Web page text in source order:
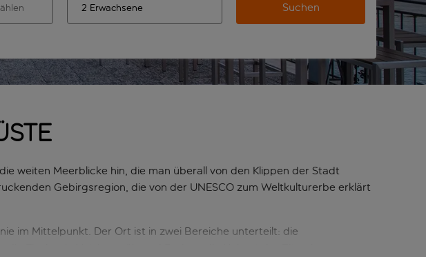
automatisch vervollständigte Ergebnisse verfügbar sind, verwende die
Wenn für den Zielflughafen automatisch vervollständigte Ergebnisse
Suchen
weiten Meerblicke hin, die man überall von den Klippen der Stadt
Gebirgsregion, die von der UNESCO zum Weltkulturerbe erklärt
im Mittelpunkt. Der Ort ist in zwei Bereiche unterteilt: die